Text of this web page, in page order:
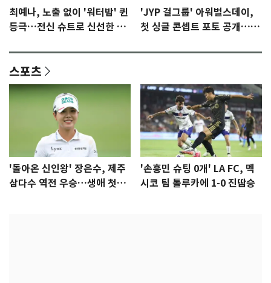
최예나, 노출 없이 '워터밤' 퀸
등극…전신 슈트로 신선한 충
'JYP 걸그룹' 아워벌스데이,
첫 싱글 콘셉트 포토 공개…청
스포츠
'돌아온 신인왕' 장은수, 제주
삼다수 역전 우승…생애 첫승
'손흥민 슈팅 0개' LA FC, 멕
시코 팀 톨루카에 1-0 진땀승